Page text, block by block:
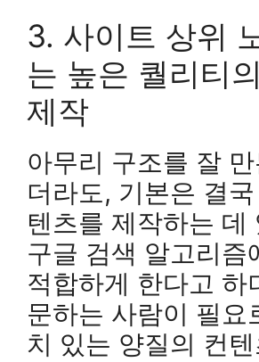
3. 사이트 상위
는 높은 퀄리티
제작
아무리 구조를 잘
더라도, 기본은 결
텐츠를 제작하는 데
구글 검색 알고리즘
적합하게 한다고 하
문하는 사람이 필요
치 있는 양질의 컨